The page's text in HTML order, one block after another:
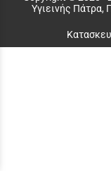
Υγιεινής Πάτρα,